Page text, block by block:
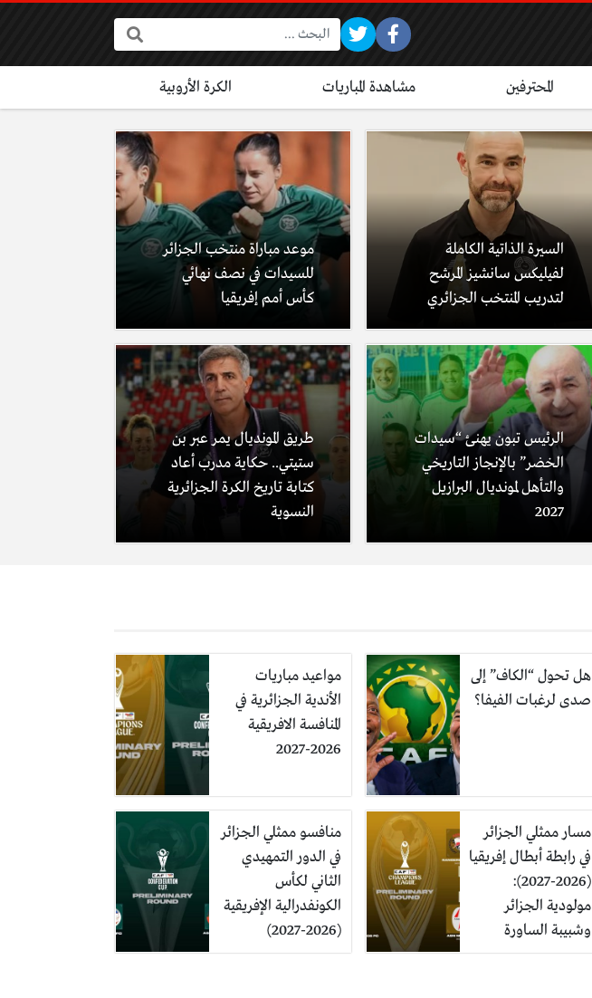
البحث:
المحترفين مشاهدة المباريات الكرة الأروبية
السيرة الذاتية الكاملة
لفيليكس سانشيز المرشح
لتدريب المنتخب الجزائري
موعد مباراة منتخب الجزائر
للسيدات في نصف نهائي
كأس أمم إفريقيا
الرئيس تبون يهنئ “سيدات
الخضر” بالإنجاز التاريخي
والتأهل لمونديال البرازيل
2027
طريق المونديال يمر عبر بن
ستيتي.. حكاية مدرب أعاد
كتابة تاريخ الكرة الجزائرية
النسوية
هل تحول “الكاف” إلى
صدى لرغبات الفيفا؟
مواعيد مباريات
الأندية الجزائرية في
المنافسة الافريقية
2026-2027
مسار ممثلي الجزائر
في رابطة أبطال إفريقيا
(2026-2027):
مولودية الجزائر
وشبيبة الساورة
منافسو ممثلي الجزائر
في الدور التمهيدي
الثاني لكأس
الكونفدرالية الإفريقية
(2026-2027)